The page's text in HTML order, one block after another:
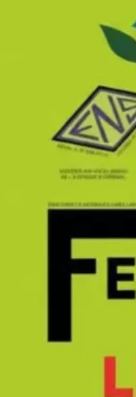
De acuerdo con
severas
logró visualizar
de tal manera que,
físicos, entre
recuperaciones
global
impacto, cabe
por el recibimiento
Dios se está
templo central, el